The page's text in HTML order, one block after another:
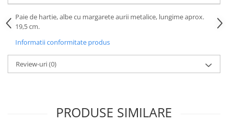
Paie de hartie, albe cu margarete aurii metalice, lungime aprox.
19,5 cm.
Informatii conformitate produs
Review-uri(0)
PRODUSE SIMILARE